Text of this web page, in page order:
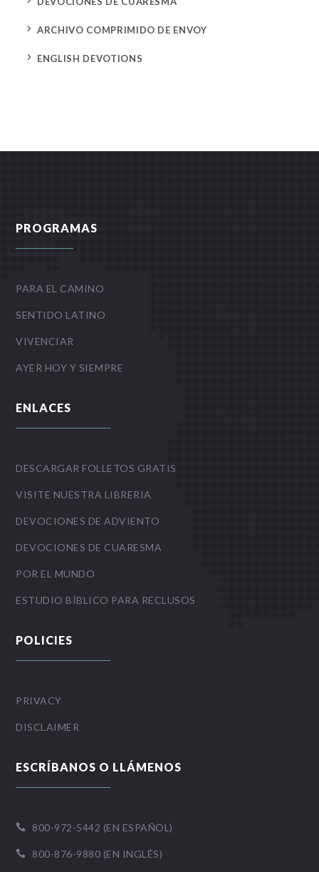
5 ARCHIVO COMPRIMIDO DE ENVOY
5 ENGLISH DEVOTIONS
PROGRAMAS
PARA EL CAMINO
SENTIDO LATINO
VIVENCIAR
AYER HOY Y SIEMPRE
ENLACES
DESCARGAR FOLLETOS GRATIS
VISITE NUESTRA LIBRERIA
DEVOCIONES DE ADVIENTO
DEVOCIONES DE CUARESMA
POR EL MUNDO
ESTUDIO BÍBLICO PARA RECLUSOS
POLICIES
PRIVACY
DISCLAIMER
ESCRÍBANOS O LLÁMENOS
 800-972-5442 (EN ESPAÑOL)
 800-876-9880 (EN INGLÉS)